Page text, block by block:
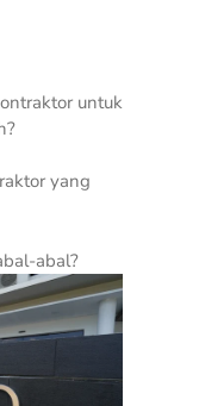
untuk
yang
abal?